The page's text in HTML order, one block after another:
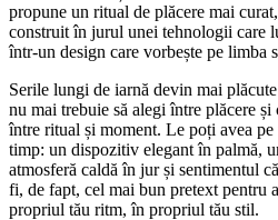
propune un ritual de plăcere mai
construit în jurul unei tehnologii care
într-un design care vorbește pe limba
Serile lungi de iarnă devin mai
nu mai trebuie să alegi între plăcere
între ritual și moment. Le poți avea
timp: un dispozitiv elegant în palmă,
atmosferă caldă în jur și sentimentul
fi, de fapt, cel mai bun pretext pentru
propriul tău ritm, în propriul tău stil.